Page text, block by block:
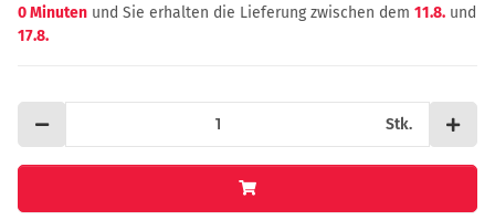
0 Minuten und Sie erhalten die Lieferung zwischen dem 11.8. und
17.8.
Stk.